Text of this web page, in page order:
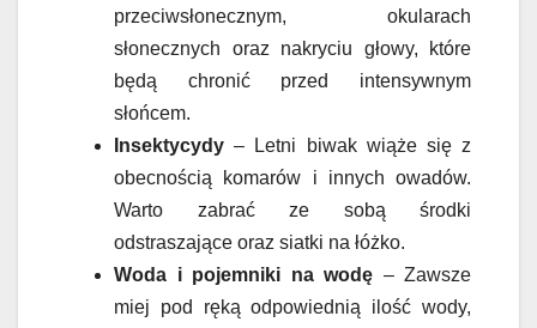
przeciwsłonecznym, okularach
słonecznych oraz nakryciu głowy, które
będą chronić przed intensywnym
słońcem.
Insektycydy – Letni biwak wiąże się z
obecnością komarów i innych owadów.
Warto zabrać ze sobą środki
odstraszające oraz siatki na łóżko.
Woda i pojemniki na wodę – Zawsze
miej pod ręką odpowiednią ilość wody,